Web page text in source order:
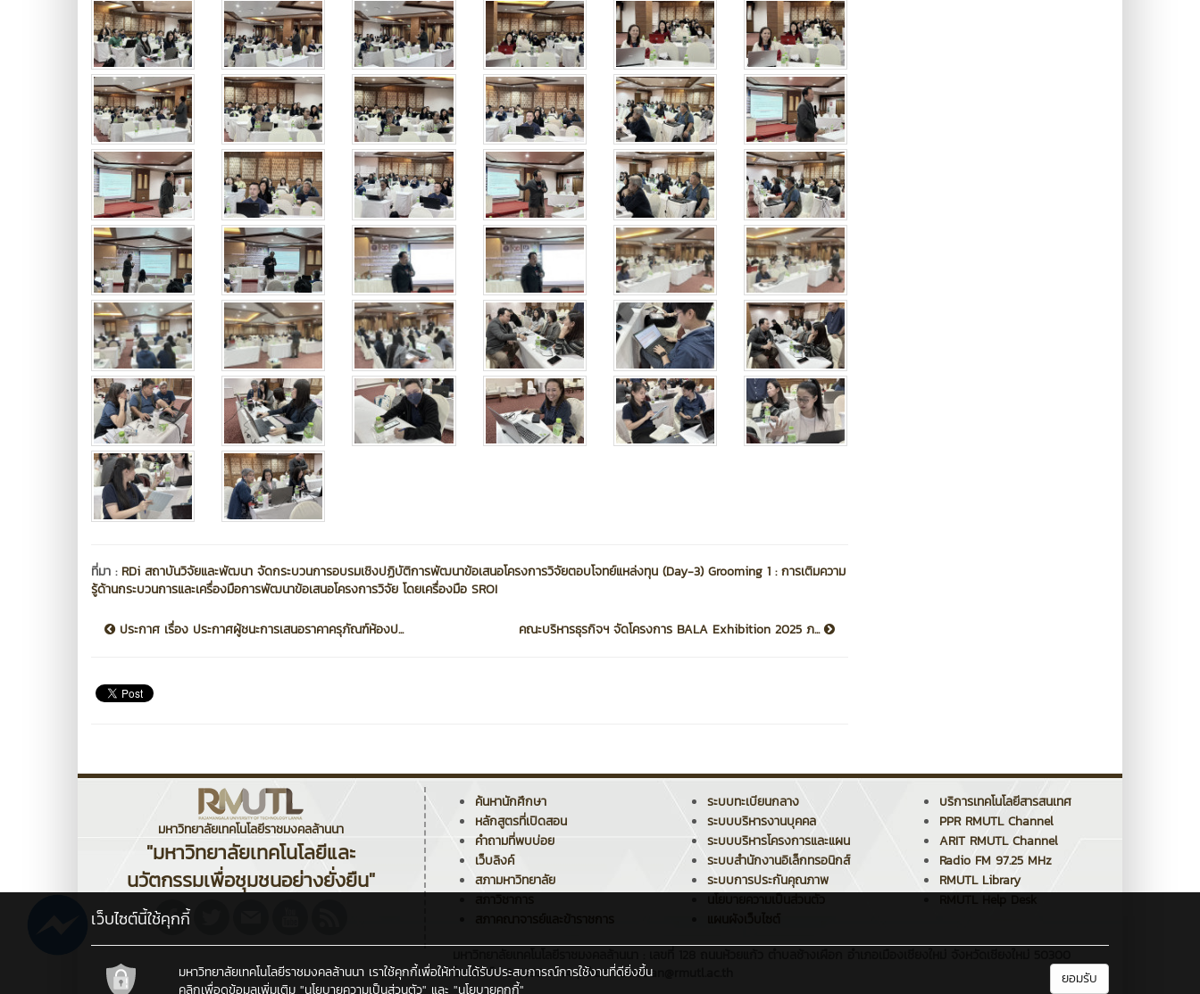
ที่มา : RDi สถาบันวิจัยและพัฒนา จัดกระบวนการอบรมเชิงปฏิบัติการพัฒนาข้อเสนอโครงการวิจัยตอบโจทย์แหล่งทุน (Day-3) Grooming 1 : การเติมความ
รู้ด้านกระบวนการและเครื่องมือการพัฒนาข้อเสนอโครงการวิจัย โดยเครื่องมือ SROI
ประกาศ เรื่อง ประกาศผู้ชนะการเสนอราคาครุภัณฑ์ห้องป... คณะบริหารธุรกิจฯ จัดโครงการ BALA Exhibition 2025 ภ...
มหาวิทยาลัยเทคโนโลยีราชมงคลล้านนา
"มหาวิทยาลัยเทคโนโลยีและ
นวัตกรรมเพื่อชุมชนอย่างยั่งยืน"
ค้นหานักศึกษา
หลักสูตรที่เปิดสอน
คำถามที่พบบ่อย
เว็บลิงค์
สภามหาวิทยาลัย
ระบบทะเบียนกลาง
ระบบบริหารงานบุคคล
ระบบบริหารโครงการและแผน
ระบบสำนักงานอิเล็กทรอนิกส์
ระบบการประกันคุณภาพ
บริการเทคโนโลยีสารสนเทศ
PPR RMUTL Channel
ARIT RMUTL Channel
Radio FM 97.25 MHz
RMUTL Library
โทรศัพท์ : 0 5392 1444 , อีเมล : saraban@rmutl.ac.th
เว็บไซต์นี้ใช้คุกกี้
มหาวิทยาลัยเทคโนโลยีราชมงคลล้านนา เราใช้คุกกี้เพื่อให้ท่านได้รับประสบการณ์การใช้งานที่ดียิ่งขึ้น
คลิกเพื่อดูข้อมูลเพิ่มเติม "นโยบายความเป็นส่วนตัว" และ "นโยบายคุกกี้"
ยอมรับ